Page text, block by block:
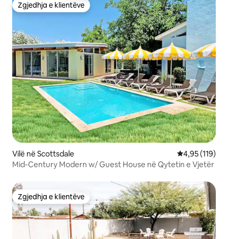
Zgjedhja e klientëve
Zgjedhja e klientëve
Vilë në Scottsdale Vlerësimi
4,95 (119)
Mid-Century Modern w/ Guest House në Qytetin e Vjetër
Zgjedhja e klientëve
Zgjedhja e klientëve